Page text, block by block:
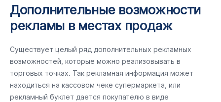
Дополнительные возможности
рекламы в местах продаж
Существует целый ряд дополнительных рекламных
возможностей, которые можно реализовывать в
торговых точках. Так рекламная информация может
находиться на кассовом чеке супермаркета, или
рекламный буклет дается покупателю в виде